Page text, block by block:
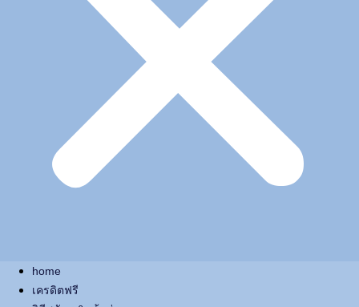
home
เครดิตฟรี